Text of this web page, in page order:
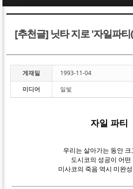
[추천글] 닛타 지로 '자일파
게재일
1993-11-04
미디어
일빛
자일 파티
우리는 살아가는 동안
도시코의 성공이 어
미사코의 죽음 역시 미완
Sketchbook5, 스
Sketchbook5, 스
Sketchbook5, 스
Sketchbook5, 스